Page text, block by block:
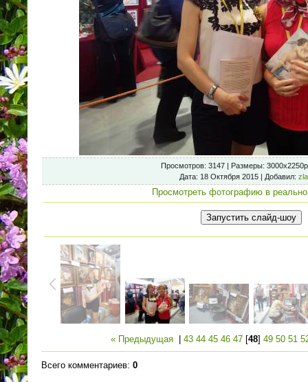
Просмотров: 3147 | Размеры:
Дата: 18 Октября 2015 | Добавил:
Просмотреть фотографию в
« Предыдущая 43 44 45 46 47 [48] 49 50 51
Всего комментариев: 0